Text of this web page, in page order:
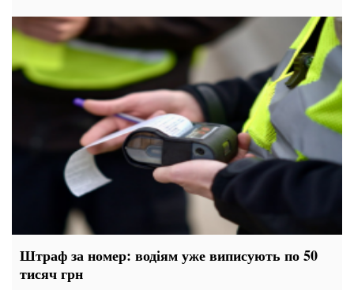
Штраф за номер: водіям уже виписують по 50
тисяч грн